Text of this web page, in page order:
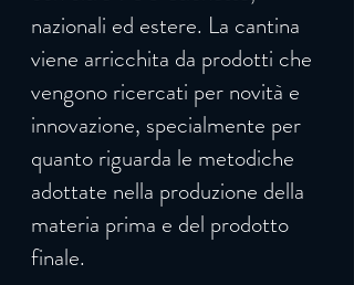
nazionali ed estere. La cantina
viene arricchita da prodotti che
vengono ricercati per novità e
innovazione, specialmente per
quanto riguarda le metodiche
adottate nella produzione della
materia prima e del prodotto
finale.